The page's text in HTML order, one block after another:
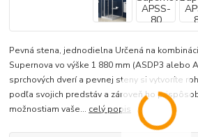
Pevná stena, jednodielna Určená na
Supernova vo výške 1 880 mm (ASDP3 alebo
sprchových dverí a pevnej steny si vytvoríte
podľa svojich predstáv a zároveň ho
možnostiam vaše... celý popis